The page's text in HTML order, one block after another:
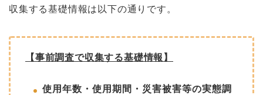
収集する基礎情報は以下の通りです。
【事前調査で収集する基礎情報】
使用年数・使用期間・災害被害等の実態調